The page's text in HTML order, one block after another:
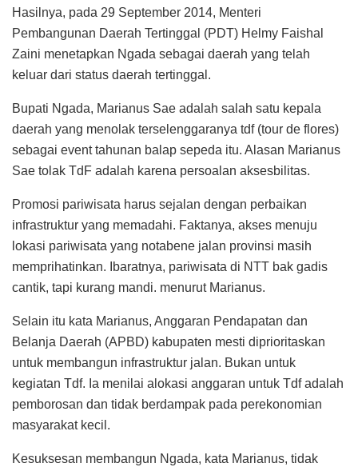
Hasilnya, pada 29 September 2014, Menteri
Pembangunan Daerah Tertinggal (PDT) Helmy Faishal
Zaini menetapkan Ngada sebagai daerah yang telah
keluar dari status daerah tertinggal.
Bupati Ngada, Marianus Sae adalah salah satu kepala
daerah yang menolak terselenggaranya tdf (tour de flores)
sebagai event tahunan balap sepeda itu. Alasan Marianus
Sae tolak TdF adalah karena persoalan aksesbilitas.
Promosi pariwisata harus sejalan dengan perbaikan
infrastruktur yang memadahi. Faktanya, akses menuju
lokasi pariwisata yang notabene jalan provinsi masih
memprihatinkan. Ibaratnya, pariwisata di NTT bak gadis
cantik, tapi kurang mandi. menurut Marianus.
Selain itu kata Marianus, Anggaran Pendapatan dan
Belanja Daerah (APBD) kabupaten mesti diprioritaskan
untuk membangun infrastruktur jalan. Bukan untuk
kegiatan Tdf. Ia menilai alokasi anggaran untuk Tdf adalah
pemborosan dan tidak berdampak pada perekonomian
masyarakat kecil.
Kesuksesan membangun Ngada, kata Marianus, tidak